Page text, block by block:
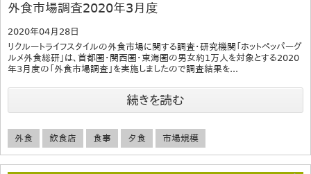
外食市場調査2020年3月度
2020年04月28日
リクルートライフスタイルの外食市場に関する調査・研究機関「ホットペッパーグ
ルメ外食総研」は、首都圏・関西圏・東海圏の男女約1万人を対象とする2020
年3月度の「外食市場調査」を実施しましたので調査結果を...
続きを読む
外食 飲食店 食事 夕食 市場規模